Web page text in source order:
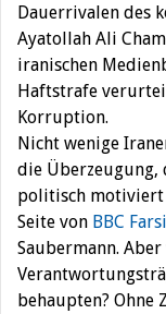
Dauerrivalen des
Ayatollah Ali
iranischen
Haftstrafe
Korruption.
Nicht wenige
die Überzeugung,
politisch motiviert
Seite von BBC Farsi
Saubermann.
behaupten?